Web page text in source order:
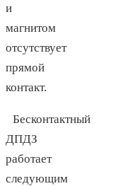
и
магнитом
отсутствует
прямой
контакт.
Бесконтактный
ДПДЗ
работает
следующим